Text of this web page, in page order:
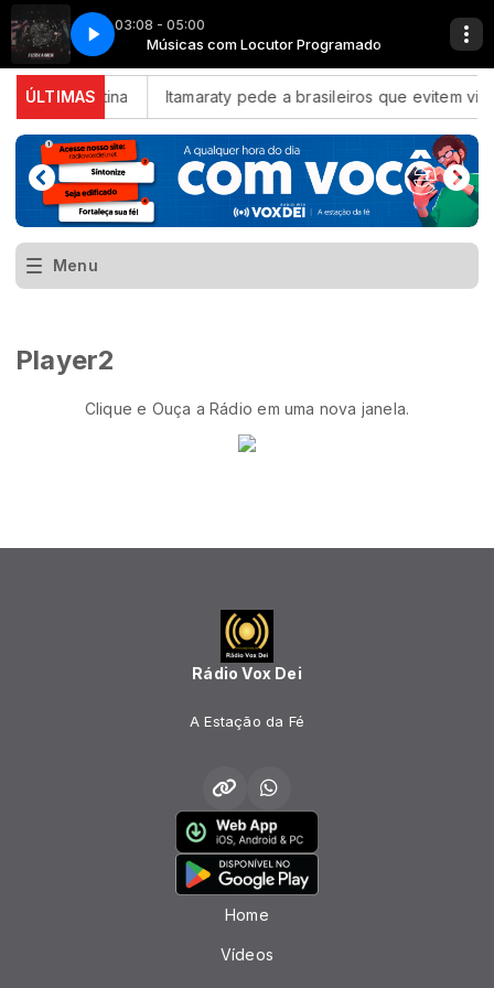
03:08 - 05:00
Músicas com Locutor Programado
E A Igreja (Ao Vivo)Preto No Branco, Nívea Soares - O Leão E A
ÚLTIMAS
América Latina Itamaraty pede a brasileiros que evitem
Menu
Player2
Clique e Ouça a Rádio em uma nova janela.
Rádio Vox Dei
A Estação da Fé
Home
Vídeos